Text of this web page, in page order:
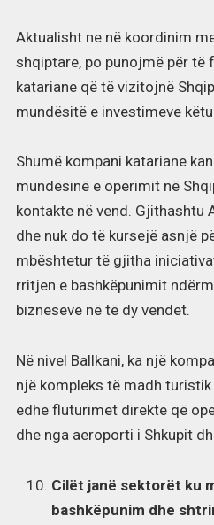
Aktualisht ne në koordinim
shqiptare, po punojmë për të
katariane që të vizitojnë
mundësitë e investimeve këtu.
Shumë kompani katariane
mundësinë e operimit në
kontakte në vend. Gjithashtu
dhe nuk do të kursejë asnjë
mbështetur të gjitha
rritjen e bashkëpunimit
bizneseve në të dy vendet.
Në nivel Ballkani, ka një
një kompleks të madh
edhe fluturimet direkte që
dhe nga aeroporti i Shkupit
Cilët janë sektorët ku
bashkëpunim dhe